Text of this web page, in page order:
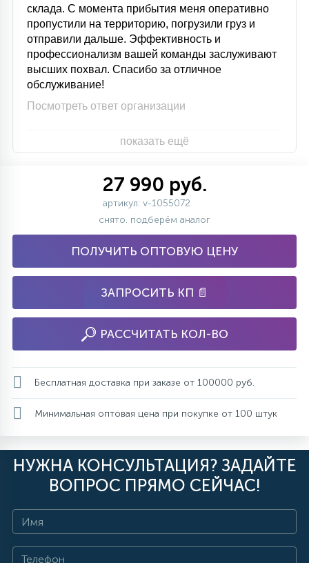
склада. С момента прибытия меня оперативно
пропустили на территорию, погрузили груз и
отправили дальше. Эффективность и
профессионализм вашей команды заслуживают
высших похвал. Спасибо за отличное
обслуживание!
Посмотреть ответ организации
показать ещё
27 990 руб.
артикул: v-1055072
снято. подберём аналог
ПОЛУЧИТЬ ОПТОВУЮ ЦЕНУ
ЗАПРОСИТЬ КП 📄
РАССЧИТАТЬ КОЛ-ВО
Бесплатная доставка при заказе от 100000 руб.
Минимальная оптовая цена при покупке от 100 штук
НУЖНА КОНСУЛЬТАЦИЯ? ЗАДАЙТЕ
ВОПРОС ПРЯМО СЕЙЧАС!